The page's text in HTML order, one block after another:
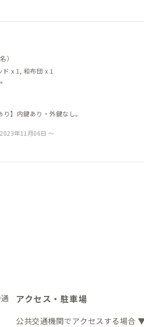
）
ド x 1, 和布団 x 1
り】内鍵あり・外鍵なし。
2023年11月06日 ～
アクセス・駐車場
公共交通機関でアクセスする場合 ▼東京駅から →（新